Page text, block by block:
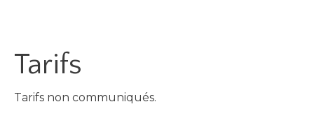
Tarifs
Tarifs non communiqués.